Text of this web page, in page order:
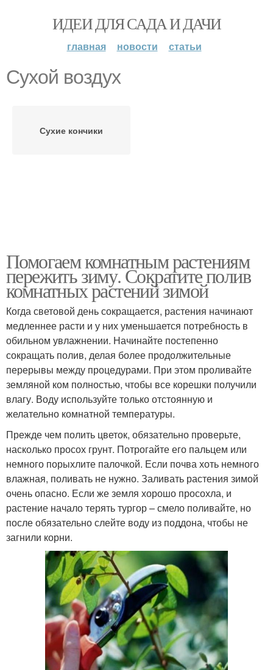
ИДЕИ ДЛЯ САДА И ДАЧИ
главная новости статьи
Сухой воздух
Сухие кончики
Помогаем комнатным растениям
пережить зиму. Сократите полив
комнатных растений зимой
Когда световой день сокращается, растения начинают
медленнее расти и у них уменьшается потребность в
обильном увлажнении. Начинайте постепенно
сокращать полив, делая более продолжительные
перерывы между процедурами. При этом проливайте
земляной ком полностью, чтобы все корешки получили
влагу. Воду используйте только отстоянную и
желательно комнатной температуры.
Прежде чем полить цветок, обязательно проверьте,
насколько просох грунт. Потрогайте его пальцем или
немного порыхлите палочкой. Если почва хоть немного
влажная, поливать не нужно. Заливать растения зимой
очень опасно. Если же земля хорошо просохла, и
растение начало терять тургор – смело поливайте, но
после обязательно слейте воду из поддона, чтобы не
загнили корни.